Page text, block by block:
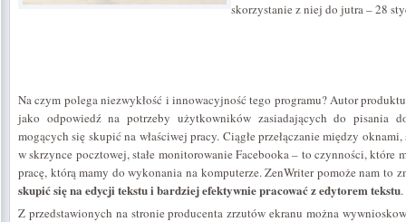
skorzystanie z niej do jutra – 28
Na czym polega niezwykłość i innowacyjność tego programu? Autor
jako odpowiedź na potrzeby użytkowników zasiadających do pisania
mogących się skupić na właściwej pracy. Ciągłe przełączanie między
w skrzynce pocztowej, stałe monitorowanie Facebooka – to czynności, które
pracę, którą mamy do wykonania na komputerze. ZenWriter pomoże nam to
skupić się na edycji tekstu i bardziej efektywnie pracować z edytorem tekstu.
Z przedstawionych na stronie producenta zrzutów ekranu można